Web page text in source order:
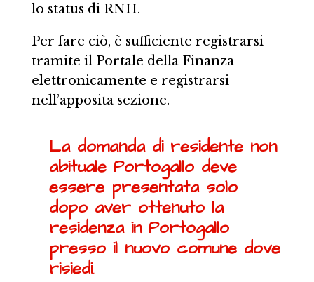
lo status di RNH.
Per fare ciò, è sufficiente registrarsi
tramite il Portale della Finanza
elettronicamente e registrarsi
nell’apposita sezione.
La domanda di residente non
abituale Portogallo deve
essere presentata solo
dopo aver ottenuto la
residenza in Portogallo
presso il nuovo comune dove
risiedi.